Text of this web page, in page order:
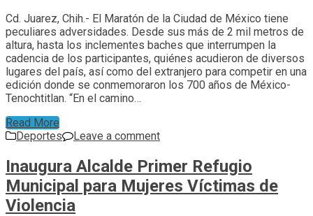
Cd. Juarez, Chih.- El Maratón de la Ciudad de México tiene
peculiares adversidades. Desde sus más de 2 mil metros de
altura, hasta los inclementes baches que interrumpen la
cadencia de los participantes, quiénes acudieron de diversos
lugares del país, así como del extranjero para competir en una
edición donde se conmemoraron los 700 años de México-
Tenochtitlan. “En el camino…
Read More
Deportes
Leave a comment
Inaugura Alcalde Primer Refugio
Municipal para Mujeres Víctimas de
Violencia